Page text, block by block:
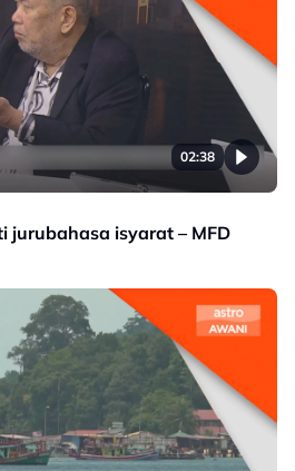
02:38
jurubahasa isyarat – MFD